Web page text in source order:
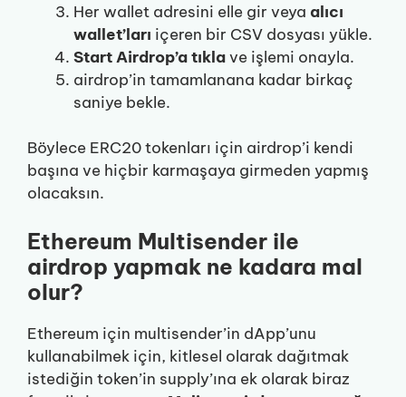
Her wallet adresini elle gir veya alıcı
wallet’ları içeren bir CSV dosyası yükle.
Start Airdrop’a tıklave işlemi onayla.
airdrop’in tamamlanana kadar birkaç
saniye bekle.
Böylece ERC20 tokenları için airdrop’i kendi
başına ve hiçbir karmaşaya girmeden yapmış
olacaksın.
Ethereum Multisender ile
airdrop yapmak ne kadara mal
olur?
Ethereum için multisender’in dApp’unu
kullanabilmek için, kitlesel olarak dağıtmak
istediğin token’in supply’ına ek olarak biraz